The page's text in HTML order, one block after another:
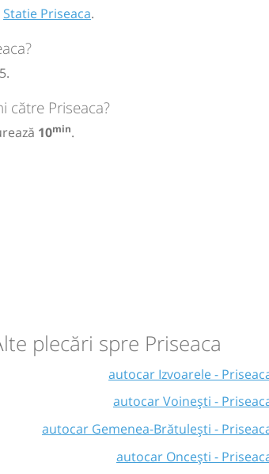
Statie Priseaca.
către Priseaca?
10min.
plecări spre Priseaca
autocar Izvoarele -
autocar Voinești -
autocar Gemenea-Brătulești -
autocar Oncești -